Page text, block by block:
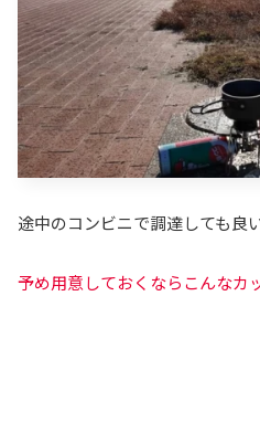
途中のコンビニで調達しても良い
予め用意しておくならこんなカ